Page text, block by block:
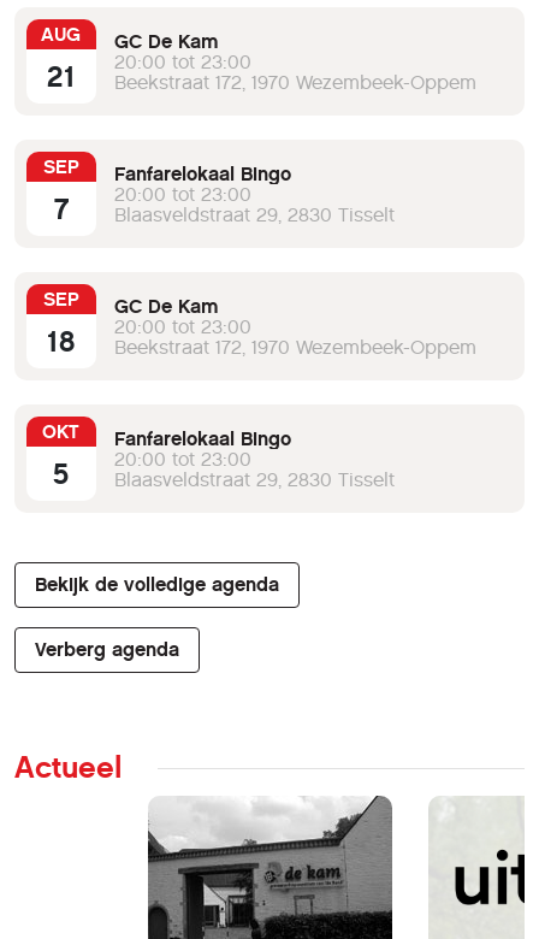
AUG
21
GC De Kam
20:00 tot 23:00
Beekstraat 172, 1970 Wezembeek-Oppem
SEP
7
Fanfarelokaal Bingo
20:00 tot 23:00
Blaasveldstraat 29, 2830 Tisselt
SEP
18
GC De Kam
20:00 tot 23:00
Beekstraat 172, 1970 Wezembeek-Oppem
OKT
5
Fanfarelokaal Bingo
20:00 tot 23:00
Blaasveldstraat 29, 2830 Tisselt
Bekijk de volledige agenda
Verberg agenda
Actueel